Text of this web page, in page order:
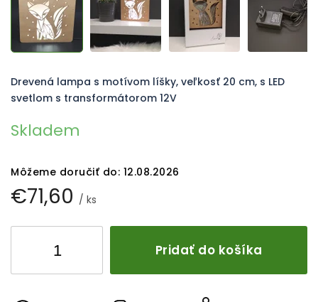
€71,60 / ks
Skladem
Môžeme doručiť do: 12.08.2026
Pridať do košíka
Drevená lampa s motívom líšky, veľkosť 20 cm, s LED
svetlom s transformátorom 12V